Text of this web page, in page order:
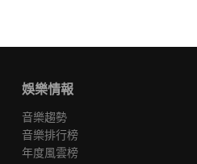
娛樂情報
音樂趨勢
音樂排行榜
年度風雲榜